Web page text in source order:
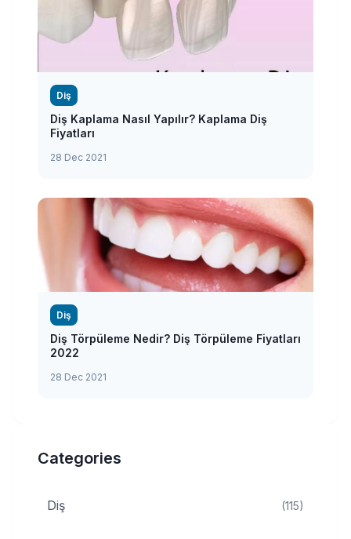
Diş
Diş Kaplama Nasıl Yapılır? Kaplama Diş
Fiyatları
28 Dec 2021
Diş
Diş Törpüleme Nedir? Diş Törpüleme Fiyatları
2022
28 Dec 2021
Categories
Diş (115)